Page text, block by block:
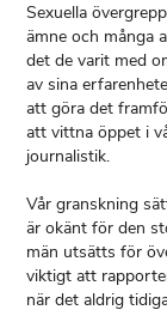
Sexuella
ämne och många
det de varit med
av sina
att göra det
att vittna öppet i
journalistik.
Vår granskning
är okänt för den
män utsätts för
viktigt att
när det aldrig